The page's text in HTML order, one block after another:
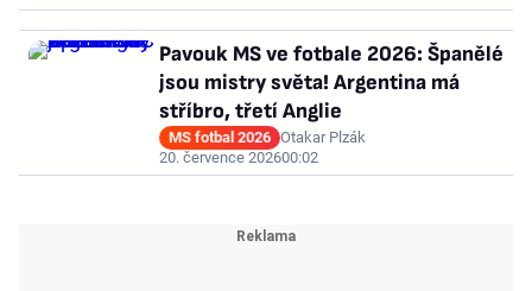
Pavouk MS ve fotbale 2026: Španělé
jsou mistry světa! Argentina má
stříbro, třetí Anglie
MS fotbal 2026 Otakar Plzák
20. července 202600:02